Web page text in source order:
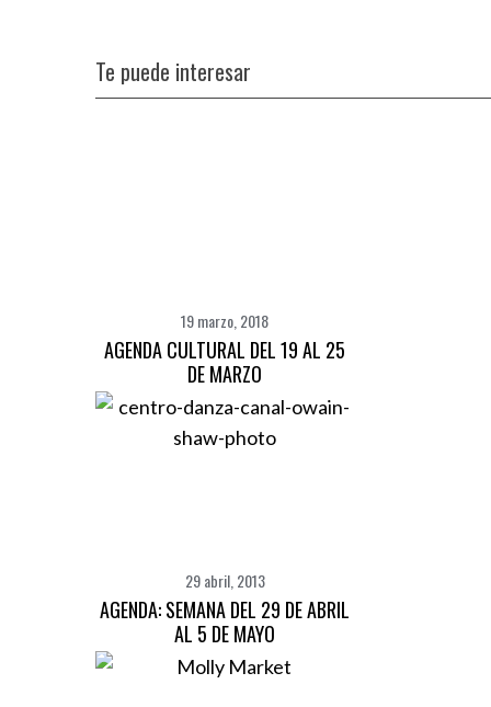
Te puede interesar
19 marzo, 2018
AGENDA CULTURAL DEL 19 AL 25
DE MARZO
29 abril, 2013
AGENDA: SEMANA DEL 29 DE ABRIL
AL 5 DE MAYO